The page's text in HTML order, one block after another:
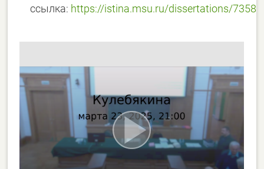
ссылка: https://istina.msu.ru/dissertations/